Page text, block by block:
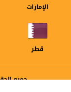
الإمارات
قطر
جميع